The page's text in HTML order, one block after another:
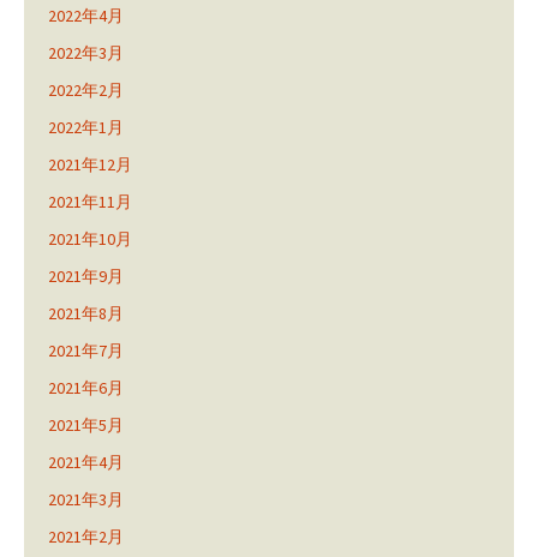
2022年4月
2022年3月
2022年2月
2022年1月
2021年12月
2021年11月
2021年10月
2021年9月
2021年8月
2021年7月
2021年6月
2021年5月
2021年4月
2021年3月
2021年2月